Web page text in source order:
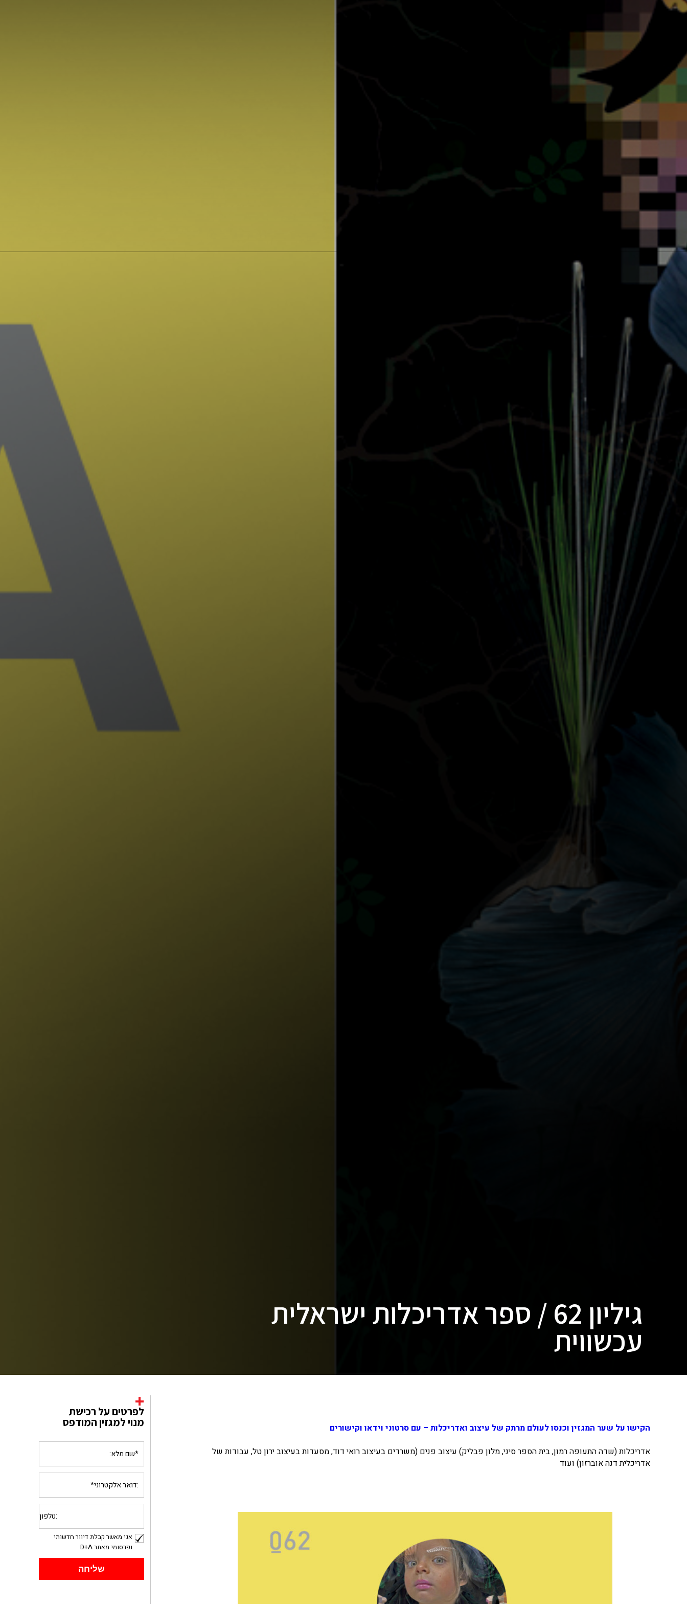
גיליון 62 / ספר אדריכלות ישראלית
עכשווית
הקישו על שער המגזין וכנסו לעולם מרתק של עיצוב ואדריכלות – עם סרטוני וידאו וקישורים
אדריכלות (שדה התעופה רמון, בית הספר סיני, מלון פבליק) עיצוב פנים (משרדים בעיצוב רואי דוד, מסעדות בעיצוב ירון טל, עבודות של
אדריכלית דנה אוברזון) ועוד
לפרטים על רכישת
מנוי למגזין המודפס
אני מאשר קבלת דיוור חדשותי
ופרסומי מאתר D+A